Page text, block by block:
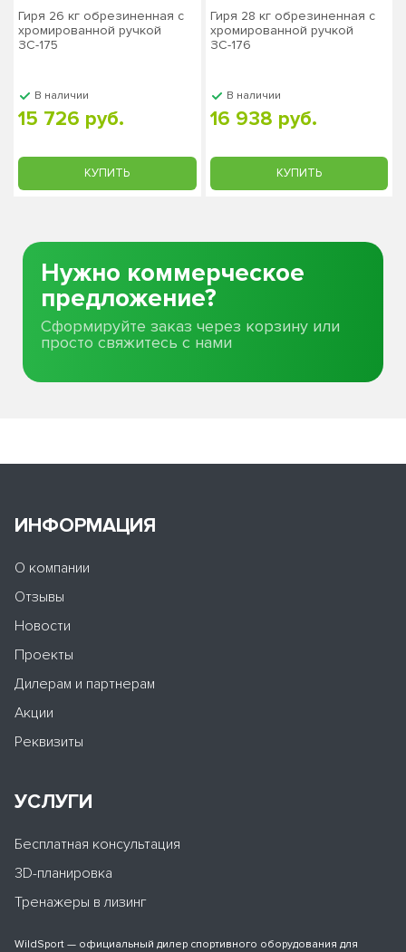
Гиря 26 кг обрезиненная с
хромированной ручкой
ЗС-175
В наличии
15 726 руб.
КУПИТЬ
Гиря 28 кг обрезиненная с
хромированной ручкой
ЗС-176
В наличии
16 938 руб.
КУПИТЬ
Нужно коммерческое
предложение?
Сформируйте заказ через корзину или
просто свяжитесь с нами
ИНФОРМАЦИЯ
О компании
Отзывы
Новости
Проекты
Дилерам и партнерам
Акции
Реквизиты
УСЛУГИ
Бесплатная консультация
3D-планировка
Тренажеры в лизинг
WildSport — официальный дилер спортивного оборудования для